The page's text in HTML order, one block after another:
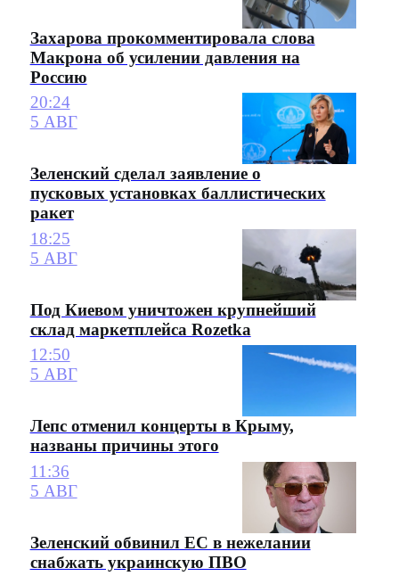
Захарова прокомментировала слова
Макрона об усилении давления на
Россию
20:24
5 АВГ
Зеленский сделал заявление о
пусковых установках баллистических
ракет
18:25
5 АВГ
Под Киевом уничтожен крупнейший
склад маркетплейса Rozetka
12:50
5 АВГ
Лепс отменил концерты в Крыму,
названы причины этого
11:36
5 АВГ
Зеленский обвинил ЕС в нежелании
снабжать украинскую ПВО